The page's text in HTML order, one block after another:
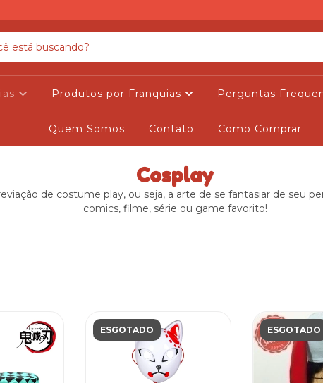
Produtos por Franquias Perguntas
Quem Somos Contato Como Comprar
Cosplay
de costume play, ou seja, a arte de se fantasiar de seu
comics, filme, série ou game favorito!
ESGOTADO ESGOTADO